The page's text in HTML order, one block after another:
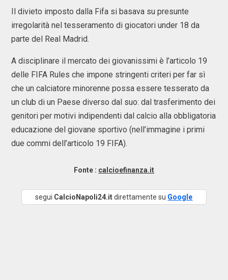
Il divieto imposto dalla Fifa si basava su presunte
irregolarità nel tesseramento di giocatori under 18 da
parte del Real Madrid.
A disciplinare il mercato dei giovanissimi è l’articolo 19
delle FIFA Rules che impone stringenti criteri per far sì
che un calciatore minorenne possa essere tesserato da
un club di un Paese diverso dal suo: dal trasferimento dei
genitori per motivi indipendenti dal calcio alla obbligatoria
educazione del giovane sportivo (nell’immagine i primi
due commi dell’articolo 19 FIFA).
Fonte : calcioefinanza.it
segui CalcioNapoli24.itdirettamente su Google